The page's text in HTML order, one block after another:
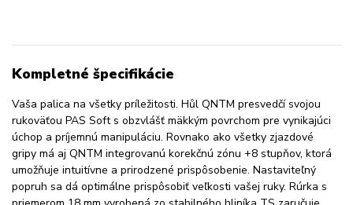
Kompletné špecifikácie
Vaša palica na všetky príležitosti. Hůl QNTM presvedčí svojou
rukoväťou PAS Soft s obzvlášť mäkkým povrchom pre vynikajúci
úchop a príjemnú manipuláciu. Rovnako ako všetky zjazdové
gripy má aj QNTM integrovanú korekčnú zónu +8 stupňov, ktorá
umožňuje intuitívne a prirodzené prispôsobenie. Nastaviteľný
popruh sa dá optimálne prispôsobiť veľkosti vašej ruky. Rúrka s